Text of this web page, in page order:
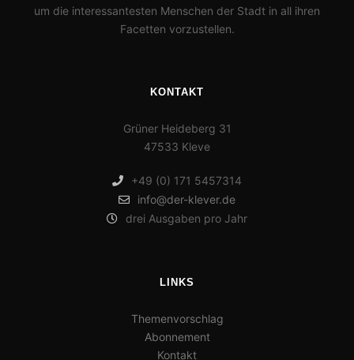
um die interessantesten Menschen der Stadt in all ihren
Facetten vorzustellen.
KONTAKT
Grüner Heideberg 31
47533 Kleve
+49 (0) 171 5457314
info@der-klever.de
drei Ausgaben pro Jahr
LINKS
Themenvorschlag
Abonnement
Kontakt